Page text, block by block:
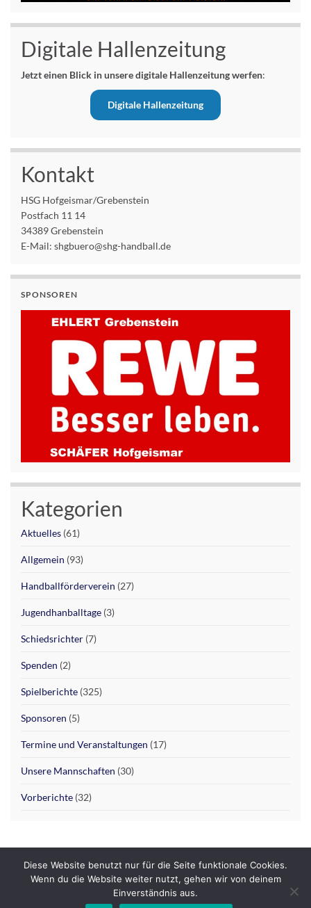
Digitale Hallenzeitung
Jetzt einen Blick in unsere digitale Hallenzeitung werfen:
Digitale Hallenzeitung
Kontakt
HSG Hofgeismar/Grebenstein
Postfach 11 14
34389 Grebenstein
E-Mail: shgbuero@shg-handball.de
SPONSOREN
Kategorien
Aktuelles (61)
Allgemein (93)
Handballförderverein (27)
Jugendhanballtage (3)
Schiedsrichter (7)
Spenden (2)
Spielberichte (325)
Sponsoren (5)
Termine und Veranstaltungen (17)
Unsere Mannschaften (30)
Vorberichte (32)
Datenschutzerklärung Impressum
© 2026 SHG Hofgeismar / Grebenstein.
Diese Website benutzt nur für die Seite funktionale Cookies.
Wenn du die Website weiter nutzt, gehen wir von deinem
Einverständnis aus.